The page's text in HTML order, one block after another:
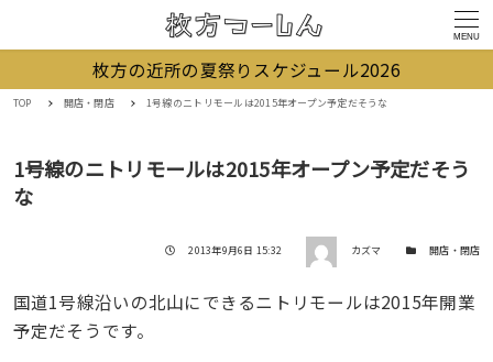
MENU
枚方の近所の夏祭りスケジュール2026
TOP 開店・閉店 1号線のニトリモールは2015年オープン予定だそうな
1号線のニトリモールは2015年オープン予定だそう
な
投稿日
2013年9月6日 15:32 著者 カズマ カテゴリー開店・閉店
国道1号線沿いの北山にできるニトリモールは2015年開業
予定だそうです。